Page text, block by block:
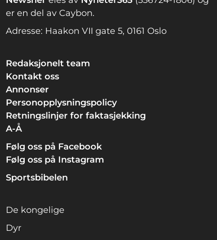
er en del av Caybon.
Adresse: Haakon VII gate 5, 0161 Oslo
Redaksjonelt team
Kontakt oss
Annonser
Personopplysningspolicy
Retningslinjer for faktasjekking
A-Å
Følg oss på Facebook
Følg oss på Instagram
Sportsbibelen
De kongelige
Dyr